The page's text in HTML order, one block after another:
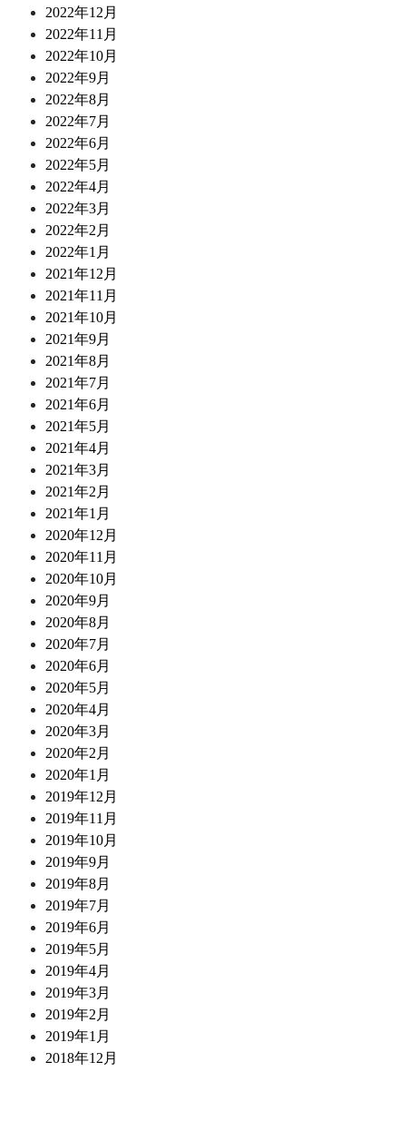
2022年12月
2022年11月
2022年10月
2022年9月
2022年8月
2022年7月
2022年6月
2022年5月
2022年4月
2022年3月
2022年2月
2022年1月
2021年12月
2021年11月
2021年10月
2021年9月
2021年8月
2021年7月
2021年6月
2021年5月
2021年4月
2021年3月
2021年2月
2021年1月
2020年12月
2020年11月
2020年10月
2020年9月
2020年8月
2020年7月
2020年6月
2020年5月
2020年4月
2020年3月
2020年2月
2020年1月
2019年12月
2019年11月
2019年10月
2019年9月
2019年8月
2019年7月
2019年6月
2019年5月
2019年4月
2019年3月
2019年2月
2019年1月
2018年12月